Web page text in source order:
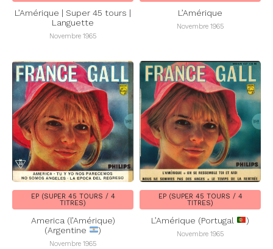
L’Amérique | Super 45 tours |
Languette
Novembre 1965
L’Amérique
Novembre 1965
EP (SUPER 45 TOURS / 4
TITRES)
America (l’Amérique)
(Argentine
)
Novembre 1965
EP (SUPER 45 TOURS / 4
TITRES)
L’Amérique (Portugal )
Novembre 1965